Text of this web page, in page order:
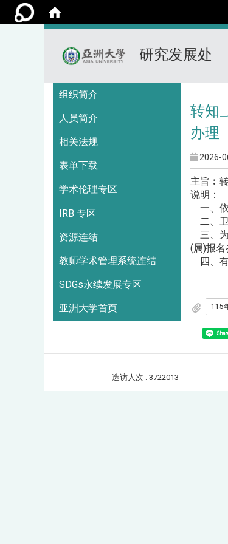
研究发展处
组织简介
人员简介
相关法规
表单下载
学术伦理专区
IRB 专区
资源连结
教师学术管理系统连结
SDGs永续发展专区
亚洲大学首页
转知
办理
2026-
主旨︰
说明：
一、依
二、卫
三、为
(属)报名
四、有
造访人次 : 3722013